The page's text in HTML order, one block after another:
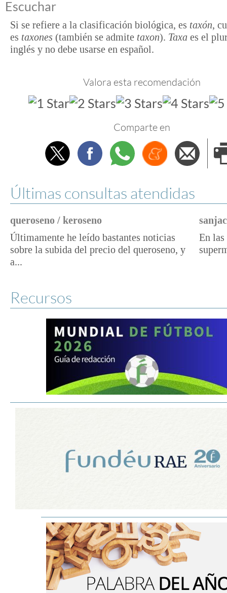
Escuchar
Si se refiere a la clasificación biológica, es taxón,
es taxones (también se admite taxon). Taxa es el
inglés y no debe usarse en español.
Valora esta recomendación
Comparte en
TwitterFacebookWhatsappMenéame
Últimas consultas atendidas
queroseno / keroseno
Últimamente he leído bastantes noticias
sobre la subida del precio del queroseno, y
a...
En las
Recursos